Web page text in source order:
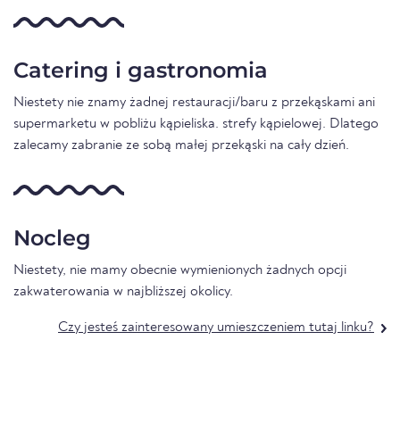
Catering i gastronomia
Niestety nie znamy żadnej restauracji/baru z przekąskami ani
supermarketu w pobliżu kąpieliska. strefy kąpielowej. Dlatego
zalecamy zabranie ze sobą małej przekąski na cały dzień.
Nocleg
Niestety, nie mamy obecnie wymienionych żadnych opcji
zakwaterowania w najbliższej okolicy.
Czy jesteś zainteresowany umieszczeniem tutaj linku?